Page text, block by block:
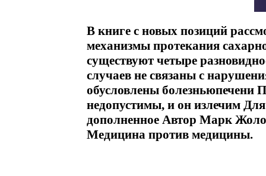
В книге с новых позиций
механизмы протекания
существуют четыре
случаев не связаны с
обусловлены болезньюпечени
недопустимы, и он излечим
дополненное Автор Марк
Медицина против медицины.